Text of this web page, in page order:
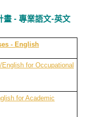
畫 - 專業語文-英文
- English
for Occupational
for Academic